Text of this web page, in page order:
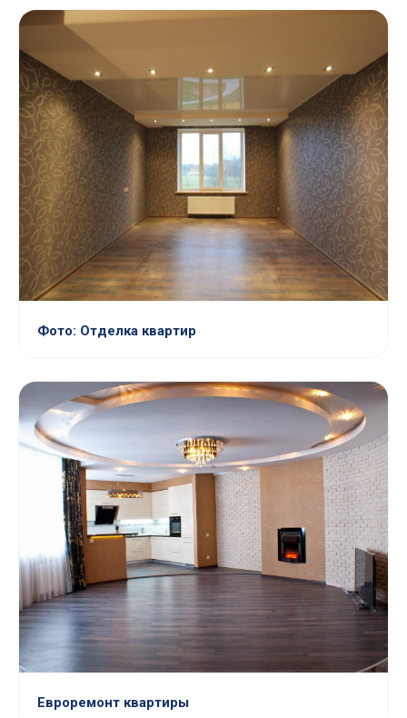
Фото: Отделка квартир
Евроремонт квартиры